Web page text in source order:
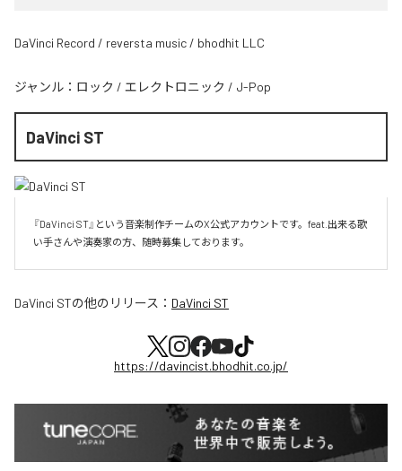
DaVinci Record / reversta music / bhodhit LLC
ジャンル： ロック / エレクトロニック / J-Pop
DaVinci ST
『DaVinci ST』という音楽制作チームのX公式アカウントです。feat.出来る歌
い手さんや演奏家の方、随時募集しております。
DaVinci STの他のリリース： DaVinci ST
https://davincist.bhodhit.co.jp/